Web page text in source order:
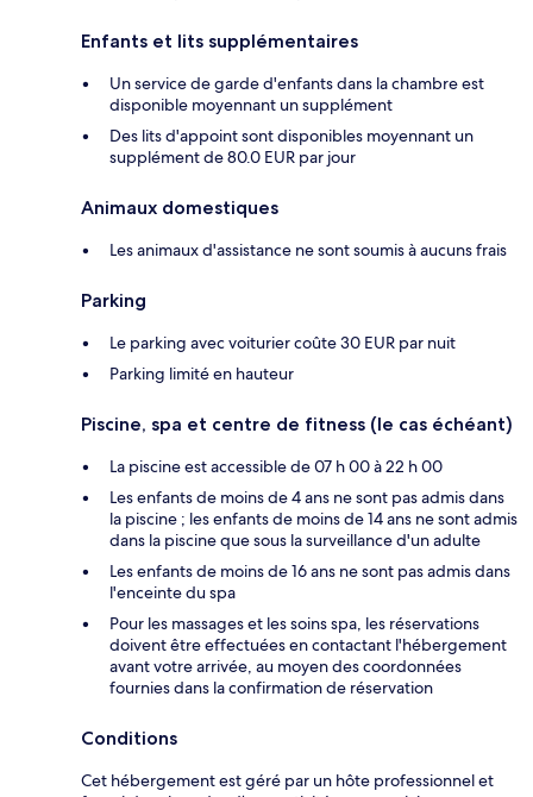
Enfants et lits supplémentaires
Un service de garde d'enfants dans la chambre est
disponible moyennant un supplément
Des lits d'appoint sont disponibles moyennant un
supplément de 80.0 EUR par jour
Animaux domestiques
Les animaux d'assistance ne sont soumis à aucuns frais
Parking
Le parking avec voiturier coûte 30 EUR par nuit
Parking limité en hauteur
Piscine, spa et centre de fitness (le cas échéant)
La piscine est accessible de 07 h 00 à 22 h 00
Les enfants de moins de 4 ans ne sont pas admis dans
la piscine ; les enfants de moins de 14 ans ne sont admis
dans la piscine que sous la surveillance d'un adulte
Les enfants de moins de 16 ans ne sont pas admis dans
l'enceinte du spa
Pour les massages et les soins spa, les réservations
doivent être effectuées en contactant l'hébergement
avant votre arrivée, au moyen des coordonnées
fournies dans la confirmation de réservation
Conditions
Cet hébergement est géré par un hôte professionnel et